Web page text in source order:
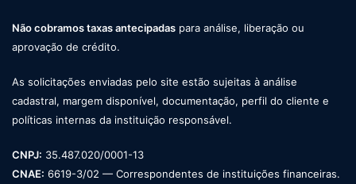
Não cobramos taxas antecipadas para análise, liberação ou
aprovação de crédito.
As solicitações enviadas pelo site estão sujeitas à análise
cadastral, margem disponível, documentação, perfil do cliente e
políticas internas da instituição responsável.
CNPJ: 35.487.020/0001-13
CNAE: 6619-3/02 — Correspondentes de instituições financeiras.